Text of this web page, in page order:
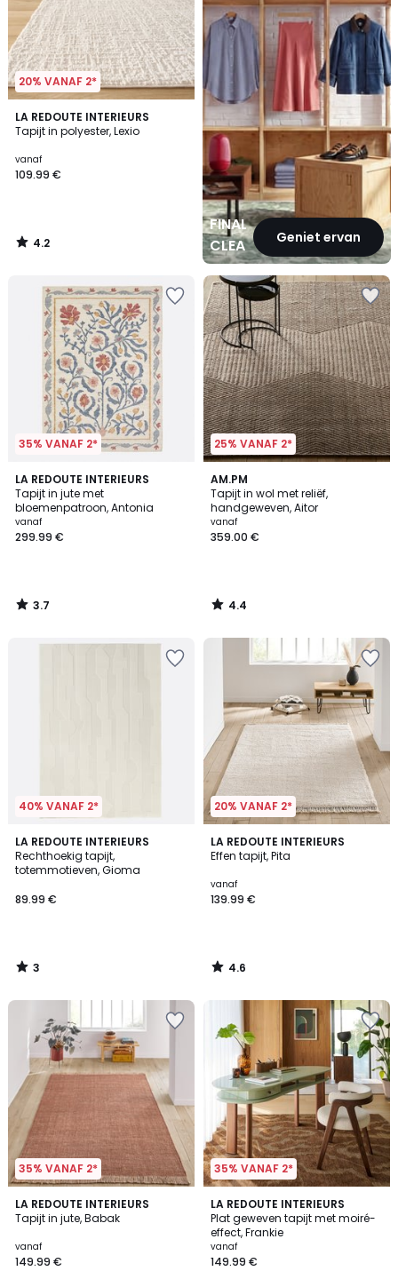
20% VANAF 2*
LA REDOUTE INTERIEURS
Tapijt in polyester, Lexio
vanaf
109.99 €
4.2
/ 5
4.2
/
FINAL
CLEARANCEGeniet ervan
35% VANAF 2*
LA REDOUTE INTERIEURS
Tapijt in jute met
bloemenpatroon, Antonia
vanaf
299.99 €
3.7
/ 5
3.7
/
25% VANAF 2*
AM.PM
Tapijt in wol met reliëf,
handgeweven, Aitor
vanaf
359.00 €
4.4
/ 5
4.4
/
40% VANAF 2*
LA REDOUTE INTERIEURS
Rechthoekig tapijt,
totemmotieven, Gioma
89.99 €
3
/
5
3
/
20% VANAF 2*
LA REDOUTE INTERIEURS
Effen tapijt, Pita
vanaf
139.99 €
4.6
/ 5
4.6
/
35% VANAF 2*
LA REDOUTE INTERIEURS
Tapijt in jute, Babak
vanaf
149.99 €
4.1
/ 5
35% VANAF 2*
LA REDOUTE INTERIEURS
Plat geweven tapijt met moiré-
effect, Frankie
vanaf
149.99 €
5
/
5